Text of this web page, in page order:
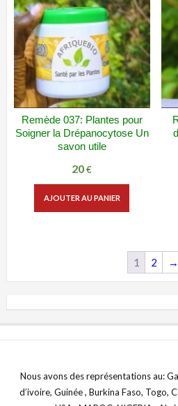
VUE RAPIDE
ADD WISHLIST
Remède 037: Plantes pour
Soigner la Drépanocytose Un
savon utile
20€
AJOUTER AU PANIER
1 2 →
Nous avons des représentations au:
d’ivoire, Guinée , Burkina Faso, Togo,